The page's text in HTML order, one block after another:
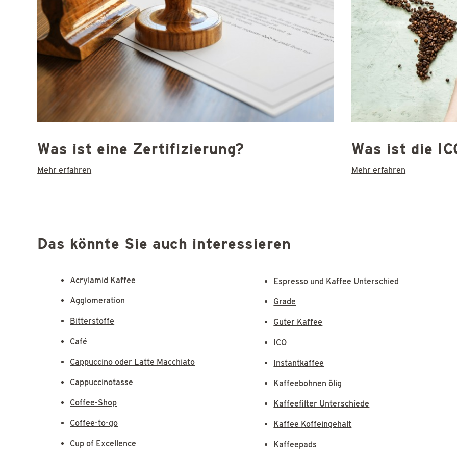
Was ist eine Zertifizierung?
Mehr erfahren
Was ist die
Mehr erfahren
Das könnte Sie auch interessieren
Acrylamid Kaffee
Agglomeration
Bitterstoffe
Café
Cappuccino oder Latte Macchiato
Cappuccinotasse
Coffee-Shop
Coffee-to-go
Cup of Excellence
Espresso und Kaffee Unterschied
Grade
Guter Kaffee
ICO
Instantkaffee
Kaffeebohnen ölig
Kaffeefilter Unterschiede
Kaffee Koffeingehalt
Kaffeepads